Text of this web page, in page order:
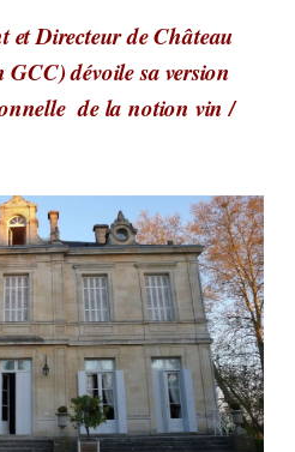
Directeur de Château
dévoile sa version
de la notion vin /